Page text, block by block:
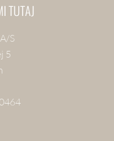
TUTAJ
S
5